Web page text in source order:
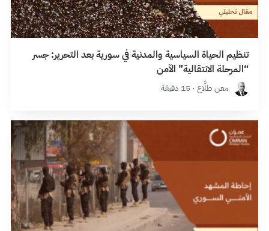
تنظيم الحياة السياسية والمدنية في سورية بعد التحرير: جسر
“المرحلة الانتقالية” الآمن
معن طلَّاع · 15 دقيقة